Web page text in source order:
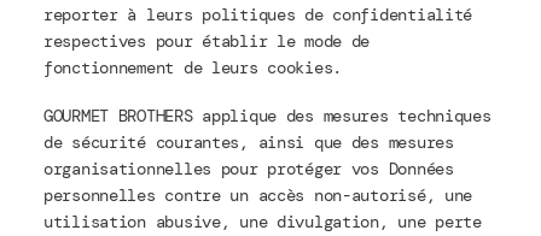
reporter à leurs politiques de confidentialité
respectives pour établir le mode de
fonctionnement de leurs cookies.
GOURMET BROTHERS applique des mesures techniques
de sécurité courantes, ainsi que des mesures
organisationnelles pour protéger vos Données
personnelles contre un accès non-autorisé, une
utilisation abusive, une divulgation, une perte